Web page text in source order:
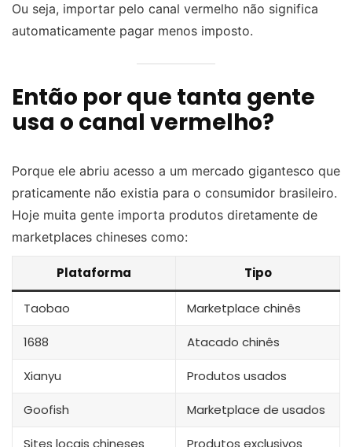
Ou seja, importar pelo canal vermelho não significa
automaticamente pagar menos imposto.
Então por que tanta gente
usa o canal vermelho?
Porque ele abriu acesso a um mercado gigantesco que
praticamente não existia para o consumidor brasileiro.
Hoje muita gente importa produtos diretamente de
marketplaces chineses como:
Plataforma Tipo
Taobao Marketplace chinês
1688 Atacado chinês
Xianyu Produtos usados
Goofish Marketplace de usados
Sites locais chineses Produtos exclusivos